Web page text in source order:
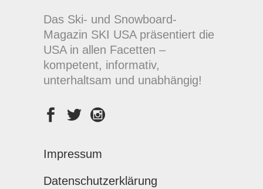
Das Ski- und Snowboard-
Magazin SKI USA präsentiert die
USA in allen Facetten –
kompetent, informativ,
unterhaltsam und unabhängig!
Impressum
Datenschutzerklärung